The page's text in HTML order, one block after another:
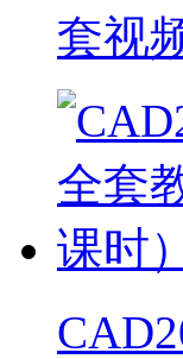
套视